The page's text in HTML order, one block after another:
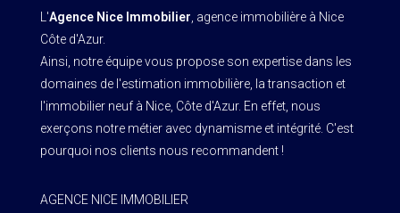
L'Agence Nice Immobilier , agence immobilière à Nice
Côte d'Azur.
Ainsi, notre équipe vous propose son expertise dans les
domaines de l'estimation immobilière, la transaction et
l'immobilier neuf à Nice, Côte d'Azur. En effet, nous
exerçons notre métier avec dynamisme et intégrité. C'est
pourquoi nos clients nous recommandent !
AGENCE NICE IMMOBILIER